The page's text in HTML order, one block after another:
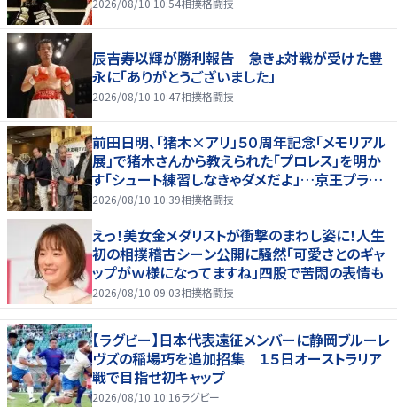
2026/08/10 10:54相撲格闘技
辰吉寿以輝が勝利報告 急きょ対戦が受けた豊
永に「ありがとうございました」
2026/08/10 10:47相撲格闘技
前田日明、「猪木×アリ」５０周年記念「メモリアル
展」で猪木さんから教えられた「プロレス」を明か
す「シュート練習しなきゃダメだよ」…京王プラザ
ホテルで３１日まで
2026/08/10 10:39相撲格闘技
えっ！美女金メダリストが衝撃のまわし姿に！人生
初の相撲稽古シーン公開に騒然「可愛さとのギャ
ップがｗ様になってますね」四股で苦悶の表情も
2026/08/10 09:03相撲格闘技
【ラグビー】日本代表遠征メンバーに静岡ブルーレ
ヴズの稲場巧を追加招集 １５日オーストラリア
戦で目指せ初キャップ
2026/08/10 10:16ラグビー